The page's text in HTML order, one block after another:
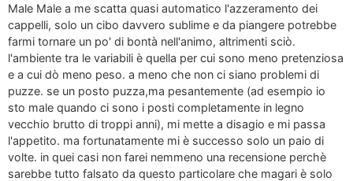
Male Male a me scatta quasi automatico l'azzeramento dei
cappelli, solo un cibo davvero sublime e da piangere potrebbe
farmi tornare un po' di bontà nell'animo, altrimenti sciò.
l'ambiente tra le variabili è quella per cui sono meno pretenziosa
e a cui dò meno peso. a meno che non ci siano problemi di
puzze. se un posto puzza,ma pesantemente (ad esempio io
sto male quando ci sono i posti completamente in legno
vecchio brutto di troppi anni), mi mette a disagio e mi passa
l'appetito. ma fortunatamente mi è successo solo un paio di
volte. in quei casi non farei nemmeno una recensione perchè
sarebbe tutto falsato da questo particolare che magari è solo